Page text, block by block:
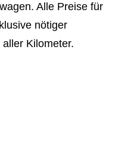
Alle Preise für
nötiger
Kilometer.